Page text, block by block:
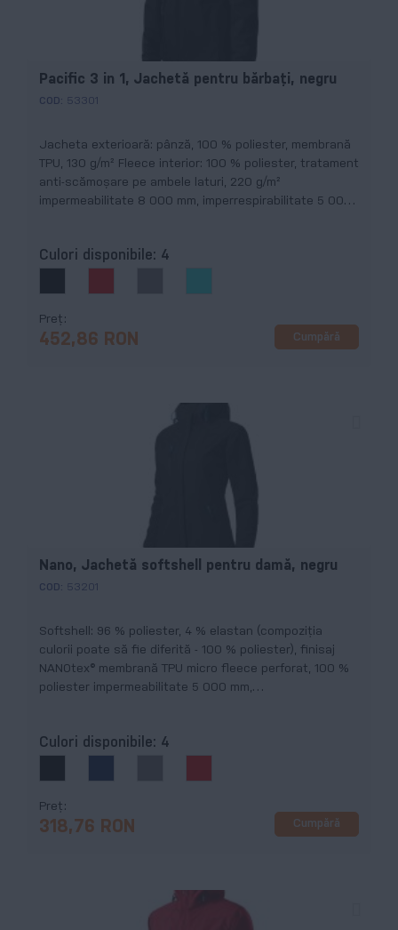
Pacific 3 in 1, Jachetă pentru bărbaţi, negru
COD: 53301
Jacheta exterioară: pânză, 100 % poliester, membrană
TPU, 130 g/m² Fleece interior: 100 % poliester, tratament
anti-scămoșare pe ambele laturi, 220 g/m²
impermeabilitate 8 000 mm, imperrespirabilitate 5 000
Culori disponibile: 4
Preț
452,86 RON Cumpără
Nano, Jachetă softshell pentru damă, negru
COD: 53201
Softshell: 96 % poliester, 4 % elastan (compoziţia
culorii poate să fie diferită - 100 % poliester), finisaj
NANOtex® membrană TPU micro fleece perforat, 100 %
poliester impermeabilitate 5 000 mm,
Culori disponibile: 4
Preț
318,76 RON Cumpără